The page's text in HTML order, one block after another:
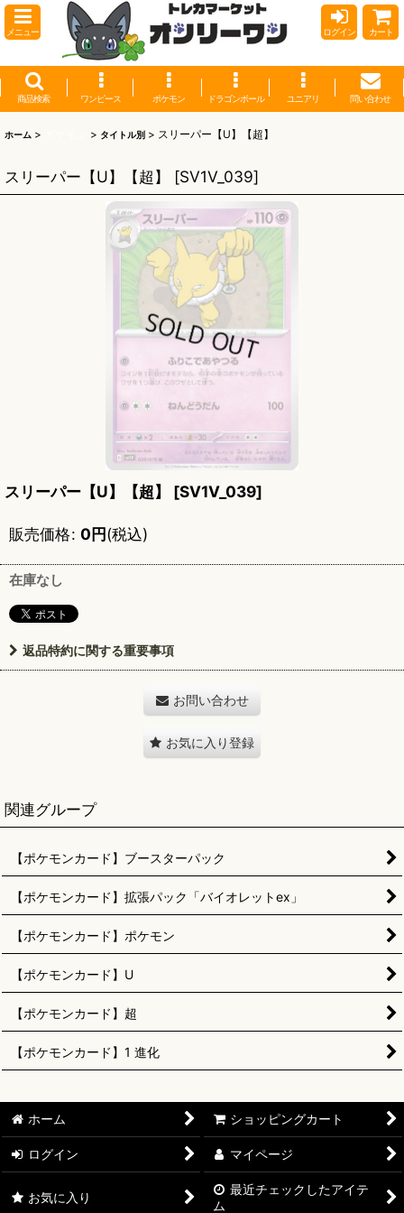
メニュー ログイン カート
商品検索 ワンピース ポケモン ドラゴンボール ユニアリ 問い合わせ
ホーム > > タイトル別 > スリーパー【U】【超】
スリーパー【U】【超】 [SV1V_039]
スリーパー【U】【超】 [SV1V_039]
販売価格: 0円(税込)
在庫なし
返品特約に関する重要事項
お問い合わせ
お気に入り登録
関連グループ
【ポケモンカード】ブースターパック
【ポケモンカード】拡張パック「バイオレットex」
【ポケモンカード】ポケモン
【ポケモンカード】U
【ポケモンカード】超
【ポケモンカード】1 進化
ホーム ショッピングカート
ログイン マイページ
お気に入り
最近チェックしたアイテ
ム